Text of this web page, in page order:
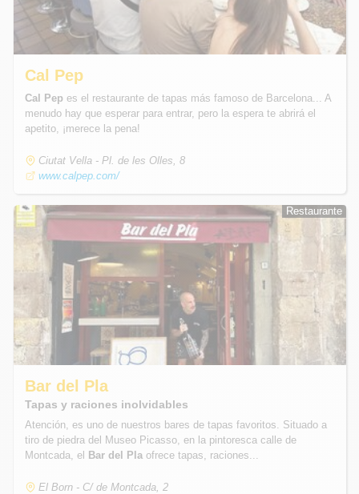
Cal Pep
Cal Pep es el restaurante de tapas más famoso de Barcelona... A
menudo hay que esperar para entrar, pero la espera te abrirá el
apetito, ¡merece la pena!
Ciutat Vella - Pl. de les Olles, 8
www.calpep.com/
Restaurante
Restaurante
Bar del Pla
Tapas y raciones inolvidables
Atención, es uno de nuestros bares de tapas favoritos. Situado a
tiro de piedra del Museo Picasso, en la pintoresca calle de
Montcada, el Bar del Pla ofrece tapas, raciones...
El Born - C/ de Montcada, 2